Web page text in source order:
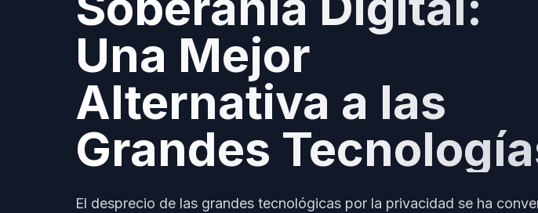
Una Mejor
Alternativa a las
Grandes
El desprecio de las grandes tecnológicas por la privacidad se ha